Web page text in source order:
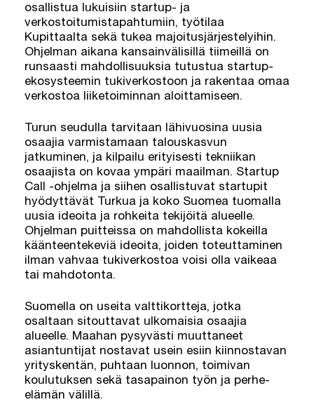
osallistua lukuisiin startup- ja
verkostoitumistapahtumiin, työtilaa
Kupittaalta sekä tukea majoitusjärjestelyihin.
Ohjelman aikana kansainvälisillä tiimeillä on
runsaasti mahdollisuuksia tutustua startup-
ekosysteemin tukiverkostoon ja rakentaa omaa
verkostoa liiketoiminnan aloittamiseen.
Turun seudulla tarvitaan lähivuosina uusia
osaajia varmistamaan talouskasvun
jatkuminen, ja kilpailu erityisesti tekniikan
osaajista on kovaa ympäri maailman. Startup
Call -ohjelma ja siihen osallistuvat startupit
hyödyttävät Turkua ja koko Suomea tuomalla
uusia ideoita ja rohkeita tekijöitä alueelle.
Ohjelman puitteissa on mahdollista kokeilla
käänteentekeviä ideoita, joiden toteuttaminen
ilman vahvaa tukiverkostoa voisi olla vaikeaa
tai mahdotonta.
Suomella on useita valttikortteja, jotka
osaltaan sitouttavat ulkomaisia osaajia
alueelle. Maahan pysyvästi muuttaneet
asiantuntijat nostavat usein esiin kiinnostavan
yrityskentän, puhtaan luonnon, toimivan
koulutuksen sekä tasapainon työn ja perhe-
elämän välillä.